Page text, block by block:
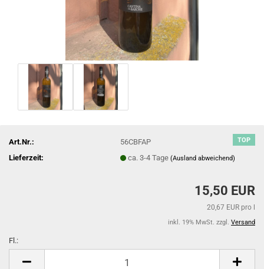
TOP
Art.Nr.:
56CBFAP
Lieferzeit:
ca. 3-4 Tage(Ausland abweichend)
15,50 EUR
20,67 EUR pro l
inkl. 19% MwSt. zzgl. Versand
Fl.: